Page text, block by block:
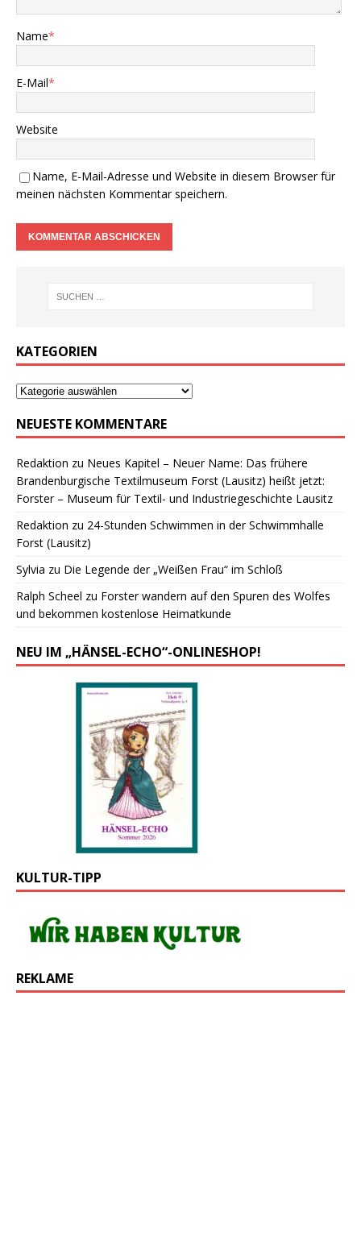
Name*
E-Mail*
Website
Name, E-Mail-Adresse und Website in diesem Browser für
meinen nächsten Kommentar speichern.
KATEGORIEN
NEUESTE KOMMENTARE
Redaktion zu Neues Kapitel – Neuer Name: Das frühere
Brandenburgische Textilmuseum Forst (Lausitz) heißt jetzt:
Forster – Museum für Textil- und Industriegeschichte Lausitz
Redaktion zu 24-Stunden Schwimmen in der Schwimmhalle
Forst (Lausitz)
Sylvia zu Die Legende der „Weißen Frau“ im Schloß
Ralph Scheel zu Forster wandern auf den Spuren des Wolfes
und bekommen kostenlose Heimatkunde
NEU IM „HÄNSEL-ECHO“-ONLINESHOP!
KULTUR-TIPP
REKLAME